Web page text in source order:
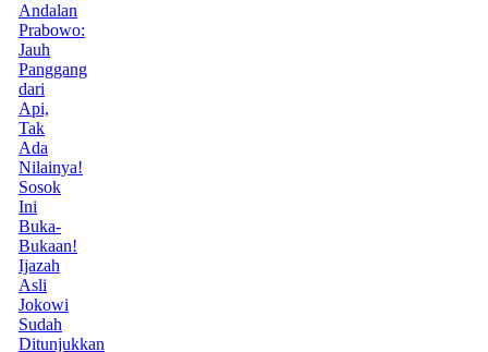
Andalan
Prabowo:
Jauh
Panggang
dari
Api,
Tak
Ada
Nilainya!
Sosok
Ini
Buka-
Bukaan!
Ijazah
Asli
Jokowi
Sudah
Ditunjukkan